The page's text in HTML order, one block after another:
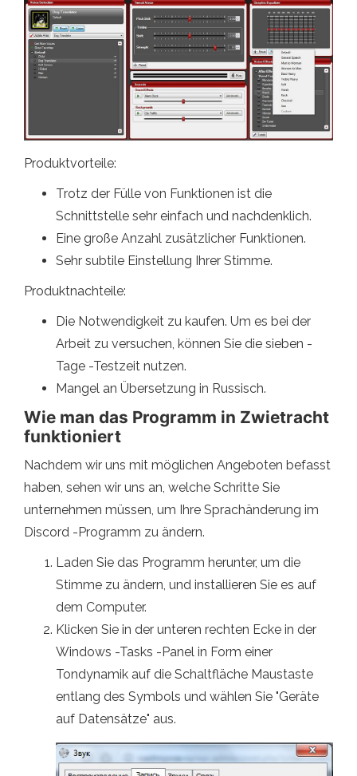
Produktvorteile:
Trotz der Fülle von Funktionen ist die
Schnittstelle sehr einfach und nachdenklich.
Eine große Anzahl zusätzlicher Funktionen.
Sehr subtile Einstellung Ihrer Stimme.
Produktnachteile:
Die Notwendigkeit zu kaufen. Um es bei der
Arbeit zu versuchen, können Sie die sieben -
Tage -Testzeit nutzen.
Mangel an Übersetzung in Russisch.
Wie man das Programm in Zwietracht
funktioniert
Nachdem wir uns mit möglichen Angeboten befasst
haben, sehen wir uns an, welche Schritte Sie
unternehmen müssen, um Ihre Sprachänderung im
Discord -Programm zu ändern.
Laden Sie das Programm herunter, um die
Stimme zu ändern, und installieren Sie es auf
dem Computer.
Klicken Sie in der unteren rechten Ecke in der
Windows -Tasks -Panel in Form einer
Tondynamik auf die Schaltfläche Maustaste
entlang des Symbols und wählen Sie "Geräte
auf Datensätze" aus.